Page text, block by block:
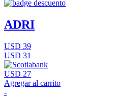
ADRI
USD 39
USD 31
USD 27
Agregar al carrito
-